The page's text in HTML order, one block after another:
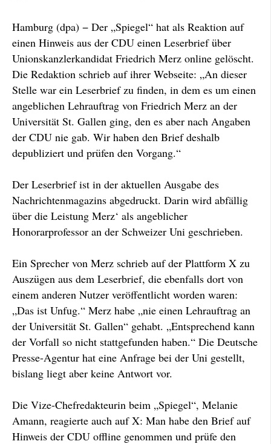
Hamburg (dpa) − Der „Spiegel“ hat als Reaktion auf
einen Hinweis aus der CDU einen Leserbrief über
Unionskanzlerkandidat Friedrich Merz online gelöscht.
Die Redaktion schrieb auf ihrer Webseite: „An dieser
Stelle war ein Leserbrief zu finden, in dem es um einen
angeblichen Lehrauftrag von Friedrich Merz an der
Universität St. Gallen ging, den es aber nach Angaben
der CDU nie gab. Wir haben den Brief deshalb
depubliziert und prüfen den Vorgang.“
Der Leserbrief ist in der aktuellen Ausgabe des
Nachrichtenmagazins abgedruckt. Darin wird abfällig
über die Leistung Merz‘ als angeblicher
Honorarprofessor an der Schweizer Uni geschrieben.
Ein Sprecher von Merz schrieb auf der Plattform X zu
Auszügen aus dem Leserbrief, die ebenfalls dort von
einem anderen Nutzer veröffentlicht worden waren:
„Das ist Unfug.“ Merz habe „nie einen Lehrauftrag an
der Universität St. Gallen“ gehabt. „Entsprechend kann
der Vorfall so nicht stattgefunden haben.“ Die Deutsche
Presse-Agentur hat eine Anfrage bei der Uni gestellt,
bislang liegt aber keine Antwort vor.
Die Vize-Chefredakteurin beim „Spiegel“, Melanie
Amann, reagierte auch auf X: Man habe den Brief auf
Hinweis der CDU offline genommen und prüfe den